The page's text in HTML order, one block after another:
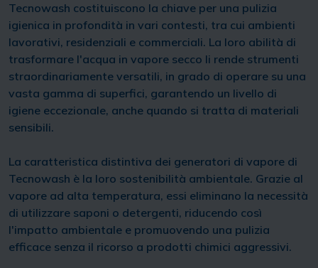
Tecnowash costituiscono la chiave per una pulizia
igienica in profondità in vari contesti, tra cui ambienti
lavorativi, residenziali e commerciali. La loro abilità di
trasformare l'acqua in vapore secco li rende strumenti
straordinariamente versatili, in grado di operare su una
vasta gamma di superfici, garantendo un livello di
igiene eccezionale, anche quando si tratta di materiali
sensibili.
La caratteristica distintiva dei generatori di vapore di
Tecnowash è la loro sostenibilità ambientale. Grazie al
vapore ad alta temperatura, essi eliminano la necessità
di utilizzare saponi o detergenti, riducendo così
l'impatto ambientale e promuovendo una pulizia
efficace senza il ricorso a prodotti chimici aggressivi.